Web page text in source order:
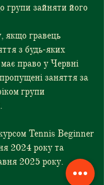
групи зайняти його
якщо гравець
з будь-яких
право у Червні
заняття за
групи
Tennis Beginner
2024 року та
2025 року.